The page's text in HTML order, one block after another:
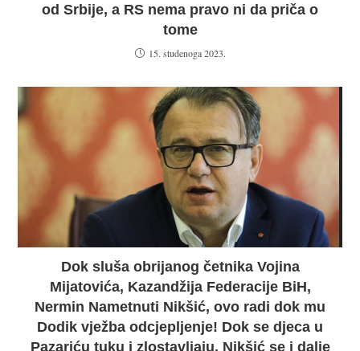
od Srbije, a RS nema pravo ni da priča o
tome
15. studenoga 2023.
Dok sluša obrijanog četnika Vojina
Mijatovića, Kazandžija Federacije BiH,
Nermin Nametnuti Nikšić, ovo radi dok mu
Dodik vježba odcjepljenje! Dok se djeca u
Pazariću tuku i zlostavljaju, Nikšić se i dalje